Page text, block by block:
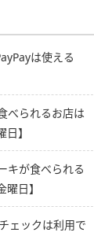
は使える
べられるお店は
】
キが食べられる
日】
ェックは利用で